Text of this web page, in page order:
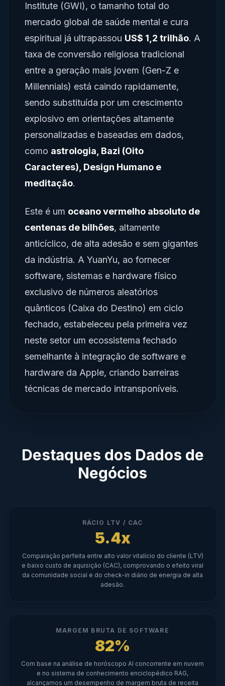
Institute (GWI), o tamanho total do
mercado global de saúde mental e cura
espiritual já ultrapassou US$ 1,2 trilhão. A
taxa de conversão religiosa tradicional
entre a geração mais jovem (Gen-Z e
Millennials) está caindo rapidamente,
sendo substituída por um crescimento
explosivo em orientações altamente
personalizadas e baseadas em dados,
como astrologia, Bazi (Oito
Caracteres), Design Humano e
meditação.
Este é um oceano vermelho absoluto de
centenas de bilhões, altamente
anticíclico, de alta adesão e sem gigantes
da indústria. A YuanYu, ao fornecer
software, sistemas e hardware físico
exclusivo de números aleatórios
quânticos (Caixa do Destino) em ciclo
fechado, estabeleceu pela primeira vez
neste setor um ecossistema fechado
semelhante à integração de software e
hardware da Apple, criando barreiras
técnicas de mercado intransponíveis.
Destaques dos Dados de
Negócios
RÁCIO LTV / CAC
5.4x
Comparação perfeita entre alto valor vitalício do cliente (LTV)
e baixo custo de aquisição (CAC), comprovando o efeito viral
da comunidade social e do check-in diário de energia de alta
adesão.
MARGEM BRUTA DE SOFTWARE
82%
Com base na análise de horóscopo AI concorrente em nuvem
e no sistema de conhecimento enciclopédico RAG,
alcançamos um desempenho de margem bruta de receita